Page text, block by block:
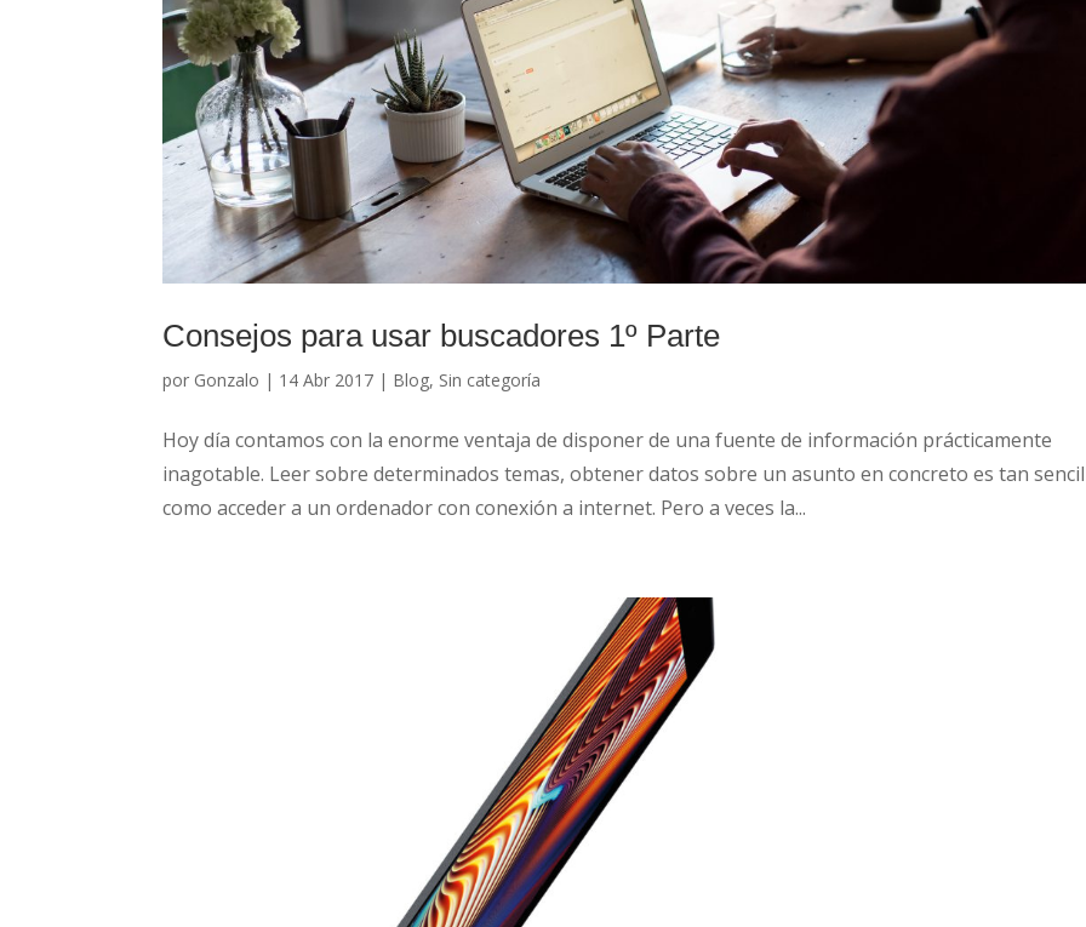
Consejos para usar buscadores 1º Parte
por Gonzalo | 14 Abr 2017 | Blog, Sin categoría
Hoy día contamos con la enorme ventaja de disponer de una fuente de información prácticamente
inagotable. Leer sobre determinados temas, obtener datos sobre un asunto en concreto es tan
como acceder a un ordenador con conexión a internet. Pero a veces la...